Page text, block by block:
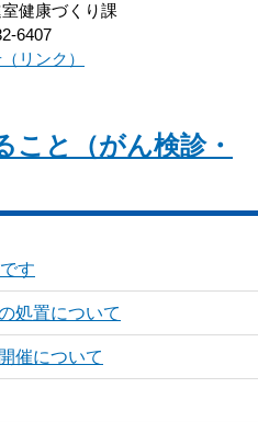
健康づくり課
6407
リンク）
こと（がん検診・
す
処置について
催について